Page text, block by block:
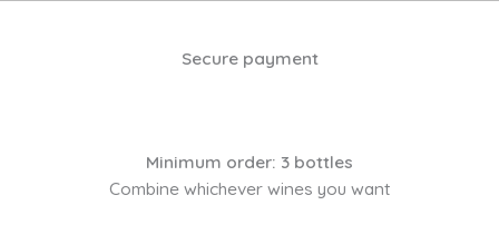
Secure payment
Minimum order: 3 bottles
Combine whichever wines you want